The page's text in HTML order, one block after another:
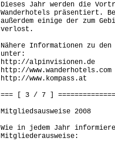
Dieses Jahr werden die
Wanderhotels präsentiert.
außerdem einige der zum
verlost.
Nähere Informationen zu
unter:
http://alpinvisionen.de
http://www.wanderhotels.com
http://www.kompass.at
=== [ 3 / 7 ]
Mitgliedsausweise 2008
Wie in jedem Jahr
Mitgliederausweise: